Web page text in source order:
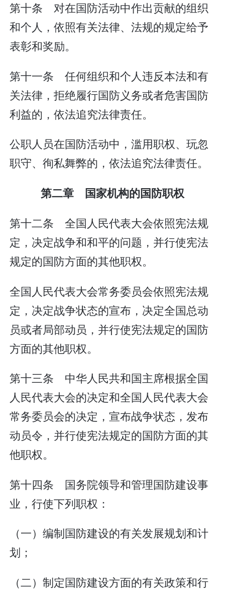
第十条 对在国防活动中作出贡献的组织
和个人，依照有关法律、法规的规定给予
表彰和奖励。
第十一条 任何组织和个人违反本法和有
关法律，拒绝履行国防义务或者危害国防
利益的，依法追究法律责任。
公职人员在国防活动中，滥用职权、玩忽
职守、徇私舞弊的，依法追究法律责任。
第二章 国家机构的国防职权
第十二条 全国人民代表大会依照宪法规
定，决定战争和和平的问题，并行使宪法
规定的国防方面的其他职权。
全国人民代表大会常务委员会依照宪法规
定，决定战争状态的宣布，决定全国总动
员或者局部动员，并行使宪法规定的国防
方面的其他职权。
第十三条 中华人民共和国主席根据全国
人民代表大会的决定和全国人民代表大会
常务委员会的决定，宣布战争状态，发布
动员令，并行使宪法规定的国防方面的其
他职权。
第十四条 国务院领导和管理国防建设事
业，行使下列职权：
（一）编制国防建设的有关发展规划和计
划；
（二）制定国防建设方面的有关政策和行